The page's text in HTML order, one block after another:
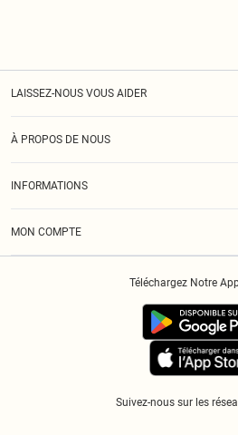
LAISSEZ-NOUS VOUS AIDER
À PROPOS DE NOUS
INFORMATIONS
MON COMPTE
Suivez-nous sur les
Téléchargez Notre